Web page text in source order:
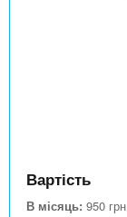
Вартість
В місяць: 950 грн